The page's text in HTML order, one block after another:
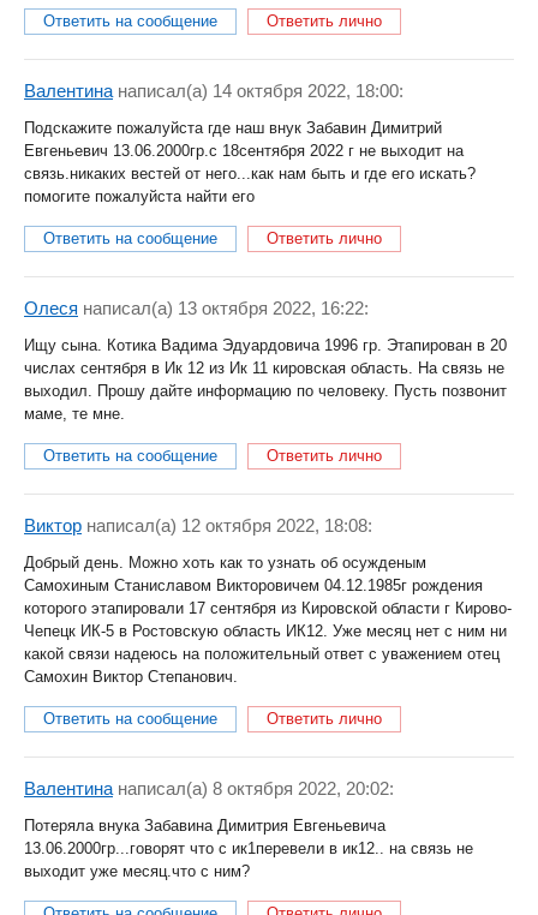
Ответить на сообщение Ответить лично
Валентина написал(a) 14 октября 2022, 18:00:
Подскажите пожалуйста где наш внук Забавин Димитрий
Евгеньевич 13.06.2000гр.с 18сентября 2022 г не выходит на
связь.никаких вестей от него...как нам быть и где его искать?
помогите пожалуйста найти его
Ответить на сообщение Ответить лично
Олеся написал(a) 13 октября 2022, 16:22:
Ищу сына. Котика Вадима Эдуардовича 1996 гр. Этапирован в 20
числах сентября в Ик 12 из Ик 11 кировская область. На связь не
выходил. Прошу дайте информацию по человеку. Пусть позвонит
маме, те мне.
Ответить на сообщение Ответить лично
Виктор написал(a) 12 октября 2022, 18:08:
Добрый день. Можно хоть как то узнать об осужденым
Самохиным Станиславом Викторовичем 04.12.1985г рождения
которого этапировали 17 сентября из Кировской области г Кирово-
Чепецк ИК-5 в Ростовскую область ИК12. Уже месяц нет с ним ни
какой связи надеюсь на положительный ответ с уважением отец
Самохин Виктор Степанович.
Ответить на сообщение Ответить лично
Валентина написал(a) 8 октября 2022, 20:02:
Потеряла внука Забавина Димитрия Евгеньевича
13.06.2000гр...говорят что с ик1перевели в ик12.. на связь не
выходит уже месяц.что с ним?